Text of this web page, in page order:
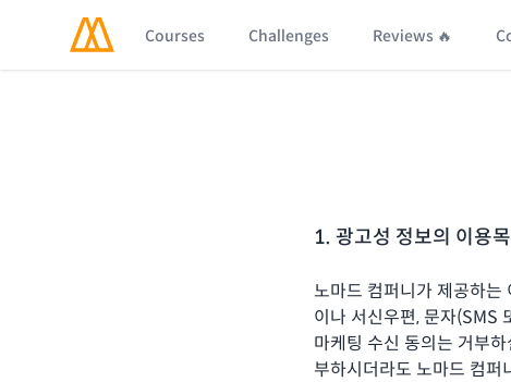
Courses Challenges Reviews 🔥
1. 광고성 정보의 이용
노마드 컴퍼니가 제공하는
이나 서신우편, 문자(SMS
마케팅 수신 동의는 거부
부하시더라도 노마드 컴퍼